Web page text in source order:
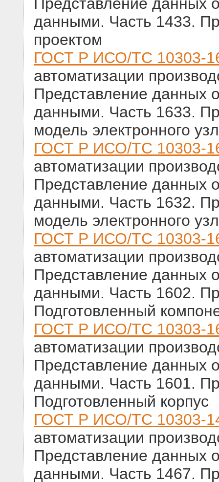
данными. Часть 1433.
проектом
ГОСТ Р ИСО/ТС 10303-
автоматизации
Представление данных
данными. Часть 1633.
модель электронного
ГОСТ Р ИСО/ТС 10303-
автоматизации
Представление данных
данными. Часть 1632.
модель электронного
ГОСТ Р ИСО/ТС 10303-
автоматизации
Представление данных
данными. Часть 1602.
Подготовленный
ГОСТ Р ИСО/ТС 10303-
автоматизации
Представление данных
данными. Часть 1601.
Подготовленный корпус
ГОСТ Р ИСО/ТС 10303-
автоматизации
Представление данных
данными. Часть 1467.